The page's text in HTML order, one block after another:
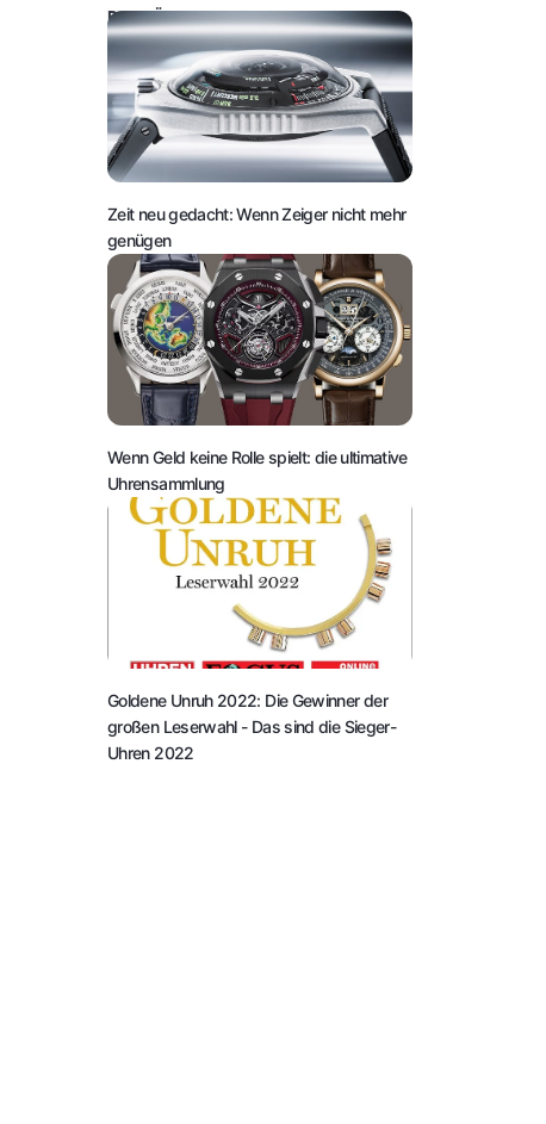
DAS KÖNNTE SIE AUCH INTERESSIEREN:
Zeit neu gedacht: Wenn Zeiger nicht mehr
genügen
Wenn Geld keine Rolle spielt: die ultimative
Uhrensammlung
Goldene Unruh 2022: Die Gewinner der
großen Leserwahl - Das sind die Sieger-
Uhren 2022